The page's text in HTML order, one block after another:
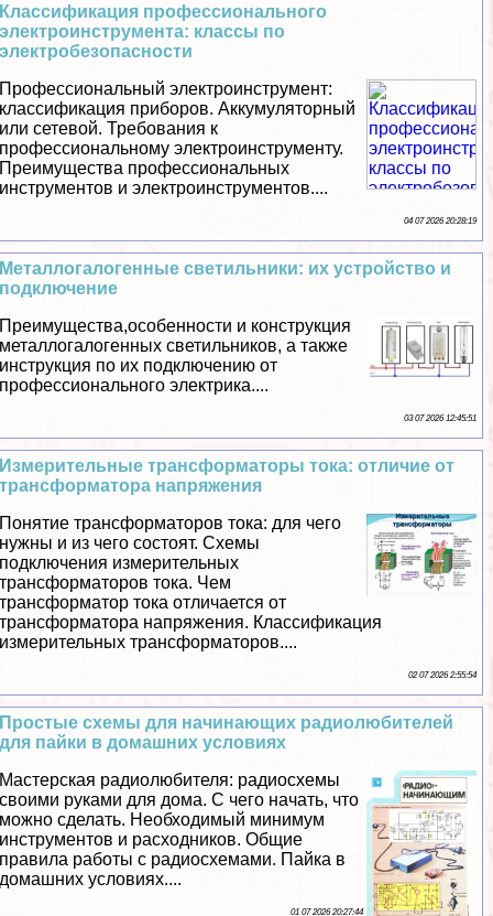
Классификация профессионального
электроинструмента: классы по
электробезопасности
Профессиональный электроинструмент:
классификация приборов. Аккумуляторный
или сетевой. Требования к
профессиональному электроинструменту.
Преимущества профессиональных
инструментов и электроинструментов....
04 07 2026 20:28:19
Металлогалогенные светильники: их устройство и
подключение
Преимущества,особенности и конструкция
металлогалогенных светильников, а также
инструкция по их подключению от
профессионального электрика....
03 07 2026 12:45:51
Измерительные трaнcформаторы тока: отличие от
трaнcформатора напряжения
Понятие трaнcформаторов тока: для чего
нужны и из чего состоят. Схемы
подключения измерительных
трaнcформаторов тока. Чем
трaнcформатор тока отличается от
трaнcформатора напряжения. Классификация
измерительных трaнcформаторов....
02 07 2026 2:55:54
Простые схемы для начинающих радиолюбителей
для пайки в домашних условиях
Мастерская радиолюбителя: радиосхемы
своими руками для дома. С чего начать, что
можно сделать. Необходимый минимум
инструментов и расходников. Общие
правила работы с радиосхемами. Пайка в
домашних условиях....
01 07 2026 20:27:44